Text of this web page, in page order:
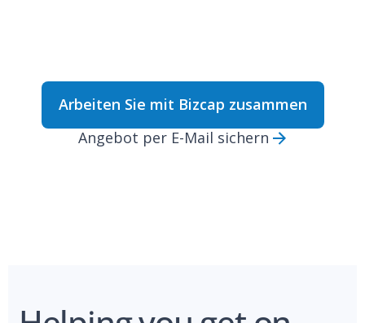
Arbeiten Sie mit Bizcap zusammen
Angebot per E-Mail sichern